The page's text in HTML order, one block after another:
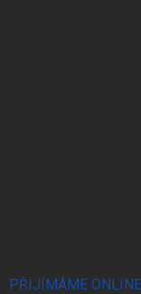
PŘIJÍMÁME